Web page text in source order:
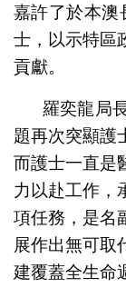
嘉許了於本澳
士，以示特區
貢獻。
羅奕龍局
題再次突顯護
而護士一直是
力以赴工作，
項任務，是名
展作出無可取
建覆蓋全生命